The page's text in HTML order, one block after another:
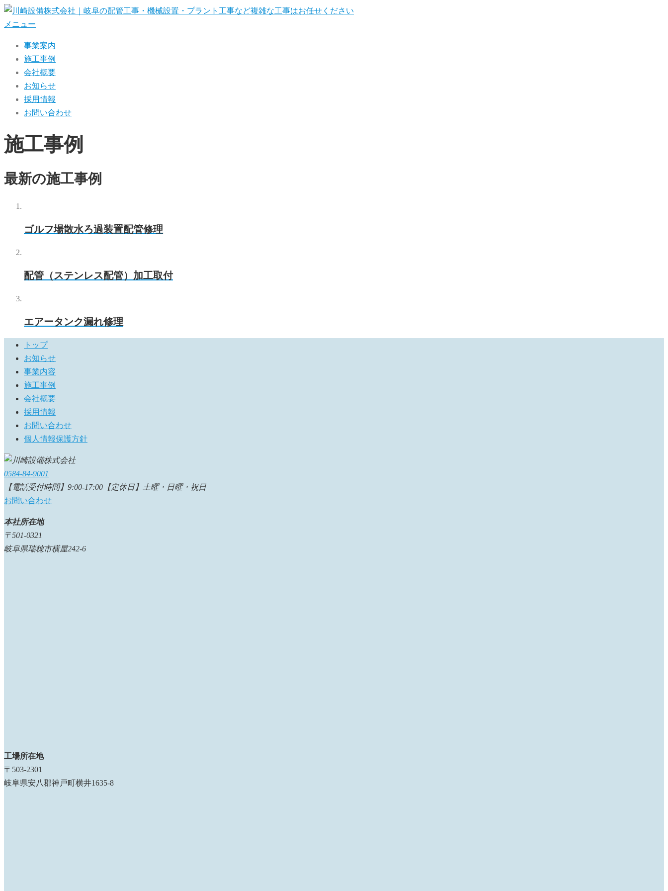
コ
ン
メニュー
事業案内
施工事例
会社概要
お知らせ
採用情報
お問い合わせ
施工事例
最新の施工事例
ゴルフ場散水ろ過装置配管修理
配管（ステンレス配管）加工取付
エアータンク漏れ修理
トップ
お知らせ
事業内容
施工事例
会社概要
採用情報
お問い合わせ
個人情報保護方針
0584-84-9001
【電話受付時間】9:00-17:00【定休日】土曜・日曜・祝日
お問い合わせ
本社所在地
〒501-0321
岐阜県瑞穂市横屋242-6
工場所在地
〒503-2301
岐阜県安八郡神戸町横井1635-8